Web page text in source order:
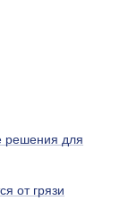
решения для
от грязи